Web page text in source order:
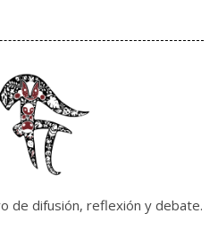
de difusión, reflexión y debate.